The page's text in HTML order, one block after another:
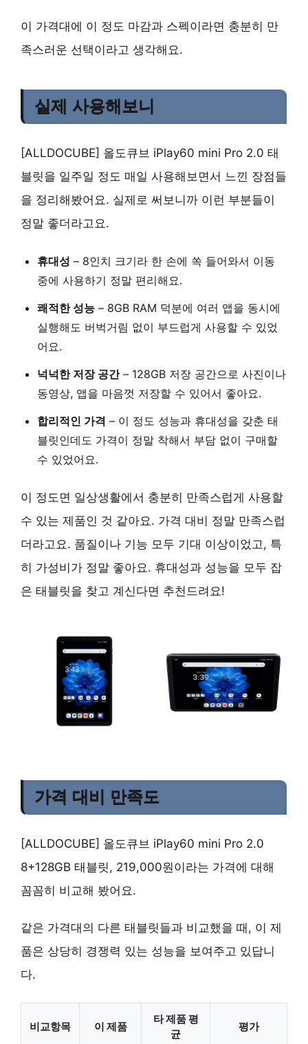
이 가격대에 이 정도 마감과 스펙이라면 충분히 만
족스러운 선택이라고 생각해요.
실제 사용해보니
[ALLDOCUBE] 올도큐브 iPlay60 mini Pro 2.0 태
블릿을 일주일 정도 매일 사용해보면서 느낀 장점들
을 정리해봤어요. 실제로 써보니까 이런 부분들이
정말 좋더라고요.
휴대성 – 8인치 크기라 한 손에 쏙 들어와서 이동
중에 사용하기 정말 편리해요.
쾌적한 성능 – 8GB RAM 덕분에 여러 앱을 동시에
실행해도 버벅거림 없이 부드럽게 사용할 수 있었
어요.
넉넉한 저장 공간– 128GB 저장 공간으로 사진이나
동영상, 앱을 마음껏 저장할 수 있어서 좋아요.
합리적인 가격 – 이 정도 성능과 휴대성을 갖춘 태
블릿인데도 가격이 정말 착해서 부담 없이 구매할
수 있었어요.
이 정도면 일상생활에서 충분히 만족스럽게 사용할
수 있는 제품인 것 같아요. 가격 대비 정말 만족스럽
더라고요. 품질이나 기능 모두 기대 이상이었고, 특
히 가성비 가 정말 좋아요. 휴대성과 성능을 모두 잡
은 태블릿을 찾고 계신다면 추천드려요!
가격 대비 만족도
[ALLDOCUBE] 올도큐브 iPlay60 mini Pro 2.0
8+128GB 태블릿, 219,000원이라는 가격에 대해
꼼꼼히 비교해 봤어요.
같은 가격대의 다른 태블릿들과 비교했을 때, 이 제
품은 상당히 경쟁력 있는 성능을 보여주고 있답니
다.
비교항목 이 제품
타 제품 평
균
평가